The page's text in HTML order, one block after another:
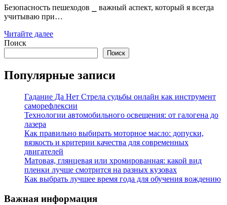
Безопасность пешеходов ⎯ важный аспект, который я всегда
учитываю при…
Читайте далее
Поиск
Поиск
Популярные записи
Гадание Да Нет Стрела судьбы онлайн как инструмент
саморефлексии
Технологии автомобильного освещения: от галогена до
лазера
Как правильно выбирать моторное масло: допуски,
вязкость и критерии качества для современных
двигателей
Матовая, глянцевая или хромированная: какой вид
пленки лучше смотрится на разных кузовах
Как выбрать лучшее время года для обучения вождению
Важная информация